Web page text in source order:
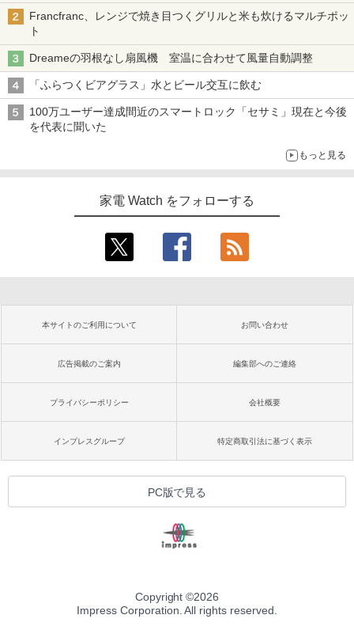
Francfranc、レンジで焼き目つくグリルと米も炊けるマルチポッ
ト
Dreameの羽根なし扇風機 室温に合わせて風量自動調整
「ふらつくビアグラス」水とビール交互に飲む
100万ユーザー達成間近のスマートロック「セサミ」現在と今後
を代表に聞いた
もっと見る
家電 Watch をフォローする
本サイトのご利用について お問い合わせ
広告掲載のご案内 編集部へのご連絡
プライバシーポリシー 会社概要
インプレスグループ 特定商取引法に基づく表示
PC版で見る
Copyright ©2026
Impress Corporation. All rights reserved.